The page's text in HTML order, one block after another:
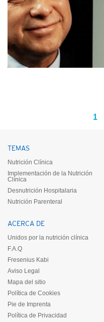
1
TEMAS
Nutrición Clínica
Implementación de la Nutrición
Clínica
Desnutrición Hospitalaria
Nutrición Parenteral
ACERCA DE
Unidos por la nutrición clínica
F.A.Q
Fresenius Kabi
Aviso Legal
Mapa del sitio
Política de Cookies
Pie de Imprenta
Política de Privacidad